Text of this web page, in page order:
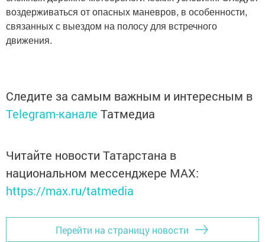
воздерживаться от опасных маневров, в особенности,
связанных с выездом на полосу для встречного
движения.
Следите за самым важным и интересным в
Telegram-канале Татмедиа
Читайте новости Татарстана в
национальном мессенджере MАХ:
https://max.ru/tatmedia
Перейти на страницу новости